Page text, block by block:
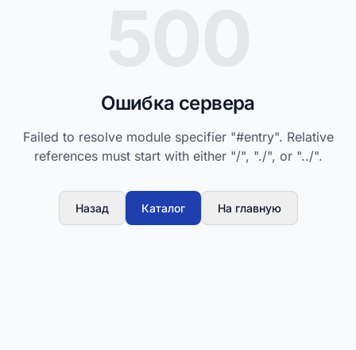
Ошибка сервера
Failed to resolve module specifier "#entry". Relative
references must start with either "/", "./", or "../".
Назад Каталог На главную